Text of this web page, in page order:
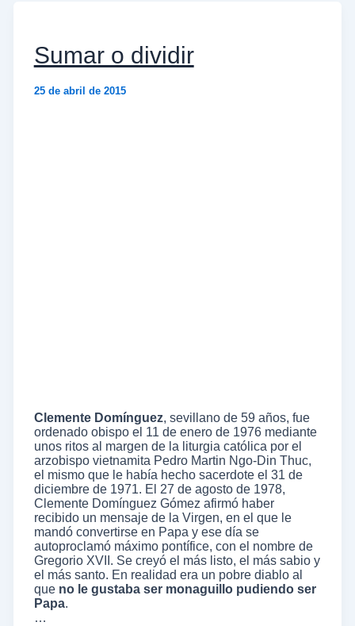
Sumar o dividir
25 de abril de 2015
Clemente Domínguez, sevillano de 59 años, fue
ordenado obispo el 11 de enero de 1976 mediante
unos ritos al margen de la liturgia católica por el
arzobispo vietnamita Pedro Martin Ngo-Din Thuc,
el mismo que le había hecho sacerdote el 31 de
diciembre de 1971. El 27 de agosto de 1978,
Clemente Domínguez Gómez afirmó haber
recibido un mensaje de la Virgen, en el que le
mandó convertirse en Papa y ese día se
autoproclamó máximo pontífice, con el nombre de
Gregorio XVII. Se creyó el más listo, el más sabio y
el más santo. En realidad era un pobre diablo al
que no le gustaba ser monaguillo pudiendo ser
Papa.
…